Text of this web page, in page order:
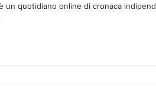
un quotidiano online di cronaca